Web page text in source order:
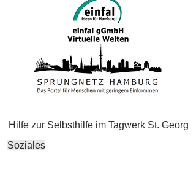
Hilfe zur Selbsthilfe im Tagwerk St. Georg
Soziales